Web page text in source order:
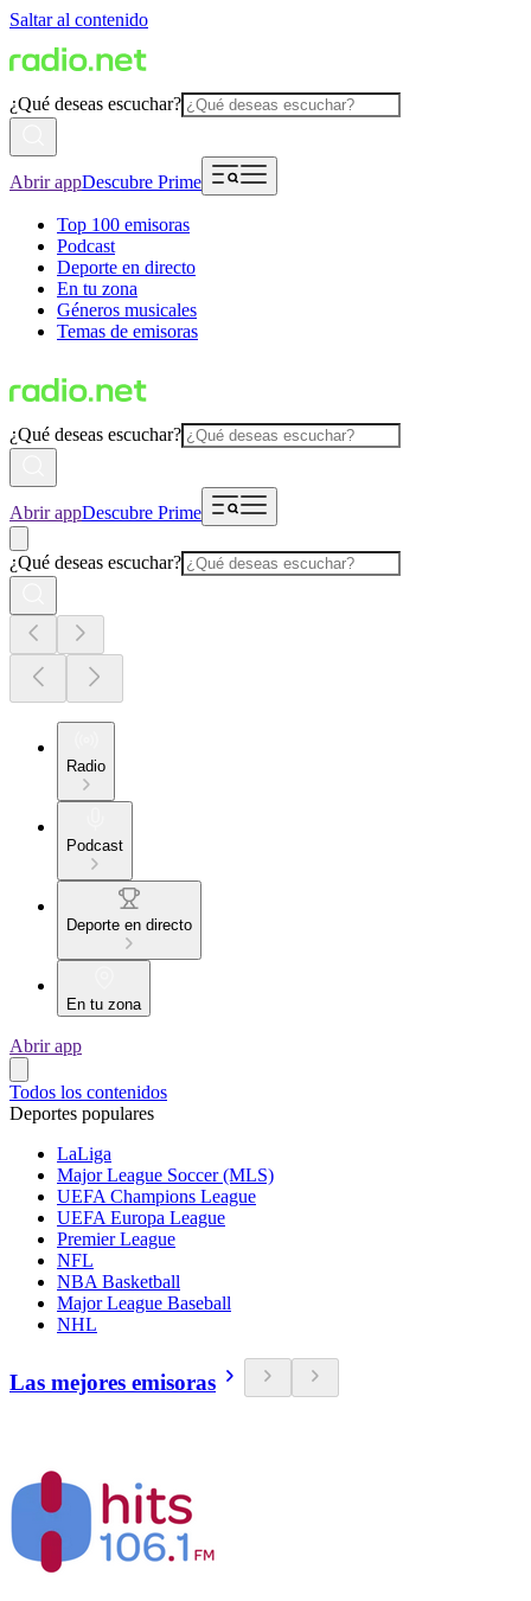
Saltar al contenido
¿Qué deseas escuchar?
Abrir appDescubre Prime
Top 100 emisoras
Podcast
Deporte en directo
En tu zona
Géneros musicales
Temas de emisoras
¿Qué deseas escuchar?
Abrir appDescubre Prime
¿Qué deseas escuchar?
Radio
Podcast
Deporte en directo
En tu zona
Abrir app
Todos los contenidos
Deportes populares
LaLiga
Major League Soccer (MLS)
UEFA Champions League
UEFA Europa League
Premier League
NFL
NBA Basketball
Major League Baseball
NHL
Las mejores emisoras